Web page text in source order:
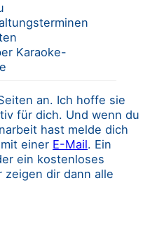
Karaoke-
an. Ich hoffe sie
für dich. Und wenn du
hast melde dich
einer E-Mail. Ein
ein kostenloses
zeigen dir dann alle